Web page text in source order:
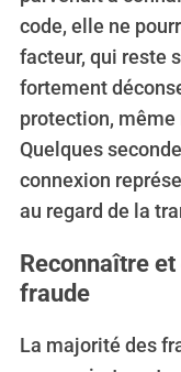
code, elle ne
facteur, qui reste
fortement
protection, même
Quelques
connexion
au regard de la
Reconnaître
fraude
La majorité des
S
a
c
h
o